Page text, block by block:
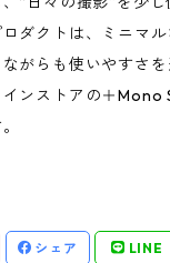
ダクトは、ミニマル
がらも使いやすさ
ンストアの＋Mono
シェア LINE